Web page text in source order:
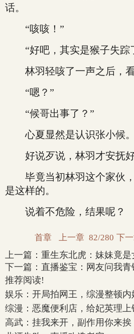
话。
“咳咳！”
“好吧，其实是猴子失踪
林羽轻咳了一声之后，看
“嗯？”
“候哥出事了？”
心夏显然是认识张小候。
好说歹说，林羽才安抚好
毕竟当初林羽这个家伙，
是这样的。
说着不危险，结果呢？
首章 上一章 82/280 下
上一篇： 重生东北虎：妹妹竟是
下一篇： 直播鉴宝：网友问我
推荐阅读!
娱乐：开局拍网王，综漫整顿内
综漫：恶魔便利店，给妃英理上
高武：挂我来开，副作用你来挨